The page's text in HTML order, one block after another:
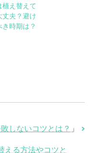
植え替えて
丈夫？避け
き時期は？
しないコツとは？ 」
る方法やコツと